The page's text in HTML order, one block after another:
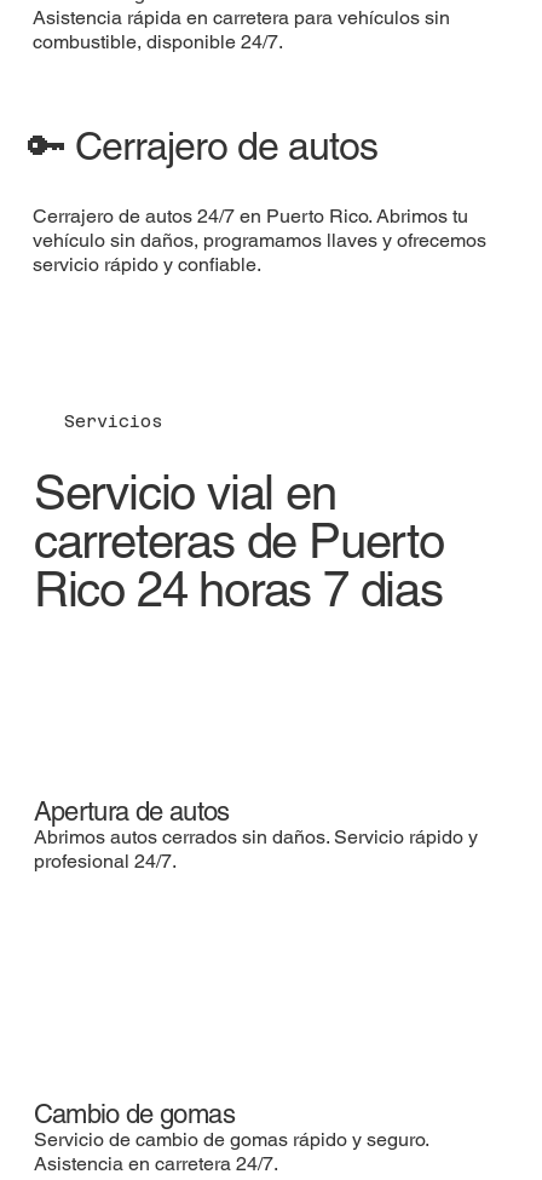
Asistencia rápida en carretera para vehículos sin
combustible, disponible 24/7.
Cerrajero de autos 24/7 en Puerto Rico. Abrimos tu
vehículo sin daños, programamos llaves y ofrecemos
servicio rápido y confiable.
🔑 Cerrajero de autos
Servicios
Servicio vial en
carreteras de Puerto
Rico 24 horas 7 dias
Apertura de autos
Abrimos autos cerrados sin daños. Servicio rápido y
profesional 24/7.
Cambio de gomas
Servicio de cambio de gomas rápido y seguro.
Asistencia en carretera 24/7.